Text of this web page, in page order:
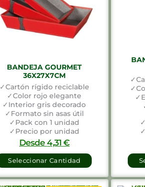
BANDEJA GOURMET
36X27X7CM
✓Cartón rígido reciclable
✓Color rojo elegante
✓Interior gris decorado
✓Formato sin asas útil
✓Pack con 1 unidad
✓Precio por unidad
Desde4,31 €
Seleccionar Cantidad
DISPONIBLE BAJO ENCARGO